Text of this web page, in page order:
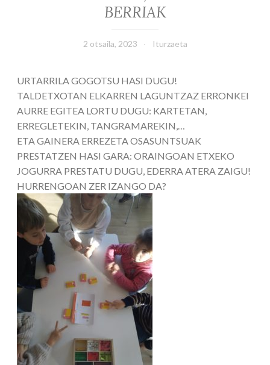
BERRIAK
2 otsaila, 2023 Iturzaeta
URTARRILA GOGOTSU HASI DUGU!
TALDETXOTAN ELKARREN LAGUNTZAZ ERRONKEI
AURRE EGITEA LORTU DUGU: KARTETAN,
ERREGLETEKIN, TANGRAMAREKIN,…
ETA GAINERA ERREZETA OSASUNTSUAK
PRESTATZEN HASI GARA: ORAINGOAN ETXEKO
JOGURRA PRESTATU DUGU, EDERRA ATERA ZAIGU!
HURRENGOAN ZER IZANGO DA?